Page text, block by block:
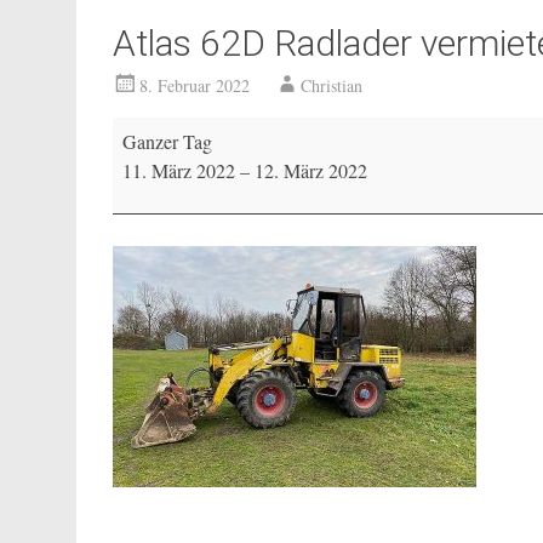
Atlas 62D Radlader
8. Februar 2022 Christian
Atlas
62D
vermietet
Ganzer Tag
11. März 2022– 12. März 2022